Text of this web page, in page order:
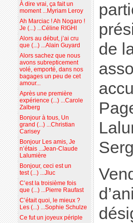
de
À dire vrai, ça fait un
moment ...Myriam Leroy
Ah Marciac ! Ah Nogaro !
Je (...) ...Céline RIGHI
Alors au début, j’ai cru
que (...) ...Alain Guyard
Alors sachez que nous
avons subrepticement
volé, emporté, dans nos
bagages un peu de cet
amour...
Après une première
expérience (...) ...Carole
Zalberg
Bonjour à tous, Un
grand (...) ...Christian
Carisey
Bonjour Les amis, Je
n’étais ...Jean-Claude
Lalumière
Bonjour, ceci est un
test (...) ...Jluc
C’est la troisième fois
que (...) ...Pierre Raufast
C’était quoi, le mieux ?
Les (...) ...Sophie Schulze
Ce fut un joyeux périple